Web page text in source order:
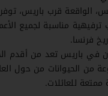
الواقعة قرب باريس،
ترفيهية مناسبة لجميع
فرنسا.
في باريس تعد من أقدم
من الحيوانات من حول
ممتعة للعائلات.